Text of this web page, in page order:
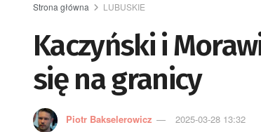
Strona główna LUBUSKIE
Kaczyński i
się na granicy
Piotr Bakselerowicz 2025-03-28 13:32